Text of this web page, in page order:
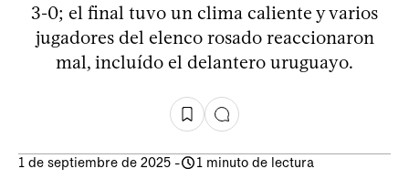
3-0; el final tuvo un clima caliente y varios
jugadores del elenco rosado reaccionaron
mal, incluído el delantero uruguayo.
1 de septiembre de 2025 - 1 minuto de lectura